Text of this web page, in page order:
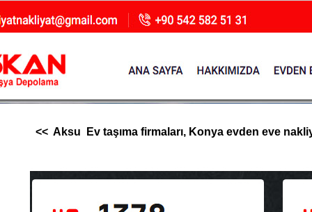
<< Aksu Ev taşıma firmaları, Konya evden eve